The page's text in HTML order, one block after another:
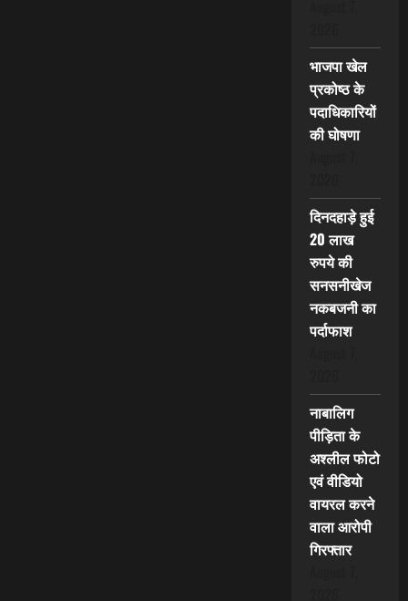
भाजपा खेल
प्रकोष्ठ के
पदाधिकारियों
की घोषणा
दिनदहाड़े हुई
20 लाख
रुपये की
सनसनीखेज
नकबजनी का
पर्दाफाश
नाबालिग
पीड़िता के
अश्लील फोटो
एवं वीडियो
वायरल करने
वाला आरोपी
गिरफ्तार